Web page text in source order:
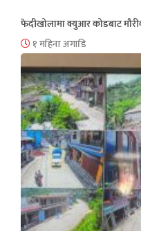
फेदीखोलामा क्युआर कोडबाट
१ महिना अगाडि